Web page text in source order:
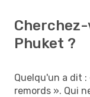
Phuket ?
Quelqu'un a dit
remords ». Qui